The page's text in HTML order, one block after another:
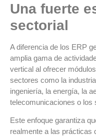
Una fuerte
sectorial
A diferencia de los ERP
amplia gama de
vertical al ofrecer
sectores como la
ingeniería, la energía, la
telecomunicaciones o los
Este enfoque garantiza
realmente a las prácticas